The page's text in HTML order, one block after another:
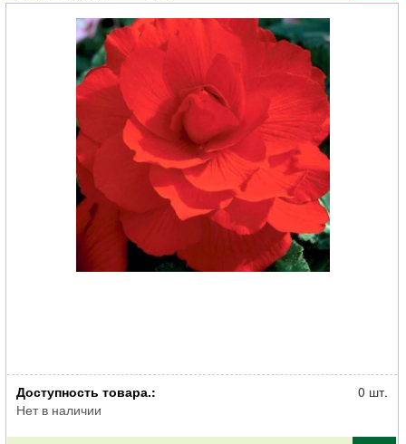
Клубень НВМ Бегония Дабл Рэд 4/5 2шт
Доступность товара.:
Нет в наличии
0 шт.